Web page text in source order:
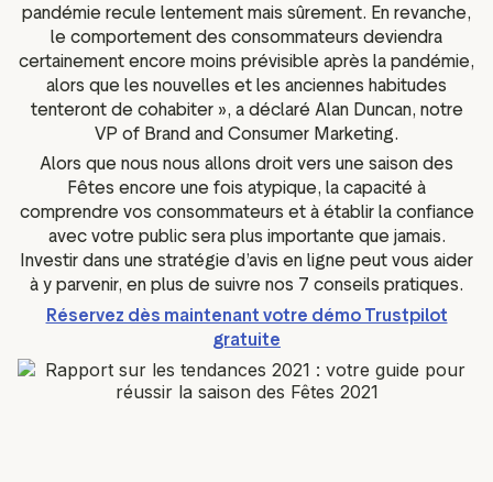
pandémie recule lentement mais sûrement. En revanche,
le comportement des consommateurs deviendra
certainement encore moins prévisible après la pandémie,
alors que les nouvelles et les anciennes habitudes
tenteront de cohabiter », a déclaré Alan Duncan, notre
VP of Brand and Consumer Marketing.
Alors que nous nous allons droit vers une saison des
Fêtes encore une fois atypique, la capacité à
comprendre vos consommateurs et à établir la confiance
avec votre public sera plus importante que jamais.
Investir dans une stratégie d’avis en ligne peut vous aider
à y parvenir, en plus de suivre nos 7 conseils pratiques.
Réservez dès maintenant votre démo Trustpilot
gratuite